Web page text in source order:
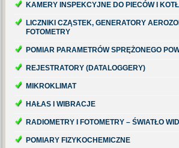
KAMERY INSPEKCYJNE DO PIECÓW I
LICZNIKI CZĄSTEK, GENERATORY
FOTOMETRY
POMIAR PARAMETRÓW SPRĘŻONEGO
REJESTRATORY (DATALOGGERY)
MIKROKLIMAT
HAŁAS I WIBRACJE
RADIOMETRY I FOTOMETRY – ŚWIATŁO
POMIARY FIZYKOCHEMICZNE